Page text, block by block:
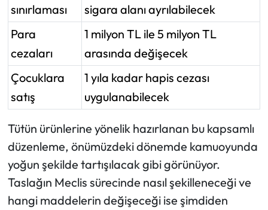
sınırlaması
sigara alanı ayrılabilecek
Para
cezaları
1 milyon TL ile 5 milyon TL
arasında değişecek
Çocuklara
satış
1 yıla kadar hapis cezası
uygulanabilecek
Tütün ürünlerine yönelik hazırlanan bu kapsamlı
düzenleme, önümüzdeki dönemde kamuoyunda
yoğun şekilde tartışılacak gibi görünüyor.
Taslağın Meclis sürecinde nasıl şekilleneceği ve
hangi maddelerin değişeceği ise şimdiden